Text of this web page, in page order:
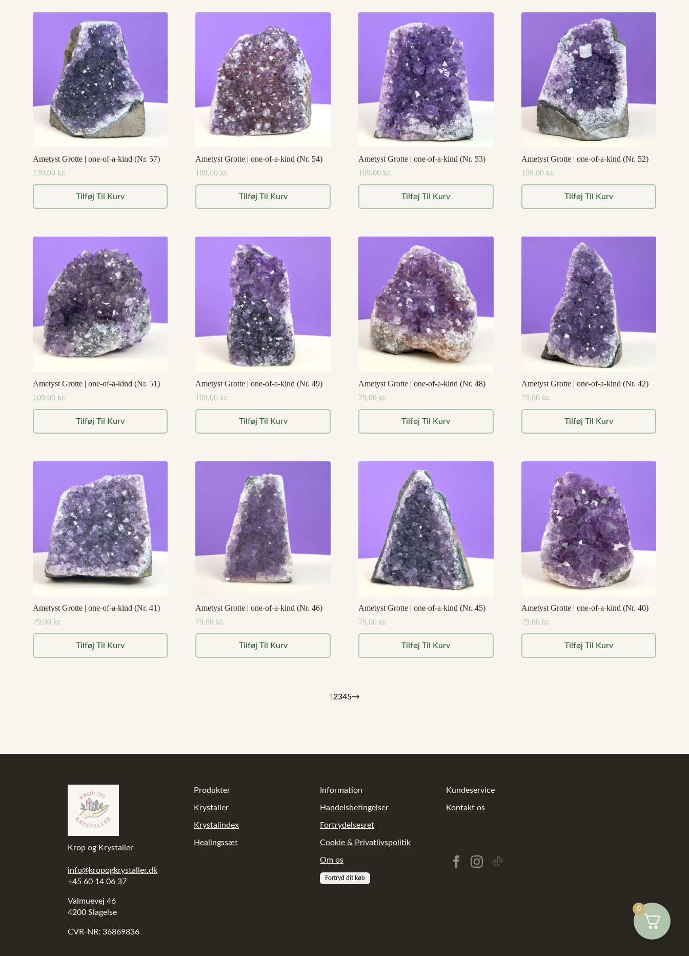
Ametyst Grotte | one-of-a-kind (Nr. 57)
139,00 kr.
Tilføj Til Kurv
Ametyst Grotte | one-of-a-kind (Nr. 54)
109,00 kr.
Tilføj Til Kurv
Ametyst Grotte | one-of-a-kind (Nr. 53)
109,00 kr.
Tilføj Til Kurv
Ametyst Grotte | one-of-a-kind (Nr. 52)
109,00 kr.
Tilføj Til Kurv
Ametyst Grotte | one-of-a-kind (Nr. 51)
109,00 kr.
Tilføj Til Kurv
Ametyst Grotte | one-of-a-kind (Nr. 49)
109,00 kr.
Tilføj Til Kurv
Ametyst Grotte | one-of-a-kind (Nr. 48)
79,00 kr.
Tilføj Til Kurv
Ametyst Grotte | one-of-a-kind (Nr. 42)
79,00 kr.
Tilføj Til Kurv
Ametyst Grotte | one-of-a-kind (Nr. 41)
79,00 kr.
Tilføj Til Kurv
Ametyst Grotte | one-of-a-kind (Nr. 46)
79,00 kr.
Tilføj Til Kurv
Ametyst Grotte | one-of-a-kind (Nr. 45)
79,00 kr.
Tilføj Til Kurv
Ametyst Grotte | one-of-a-kind (Nr. 40)
79,00 kr.
Tilføj Til Kurv
1 2345→
Krop og Krystaller
info@kropogkrystaller.dk
+45 60 14 06 37
Valmuevej 46
4200 Slagelse
CVR-NR: 36869836
Produkter
Krystaller
Krystalindex
Healingssæt
Information
Handelsbetingelser
Fortrydelsesret
Cookie & Privatlivspolitik
Om os
Fortryd dit køb
Kundeservice
Kontakt os
0